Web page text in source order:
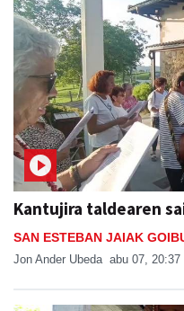
Kantujira taldearen
SAN ESTEBAN JAIAK
Jon Ander Ubeda abu 07, 20:37